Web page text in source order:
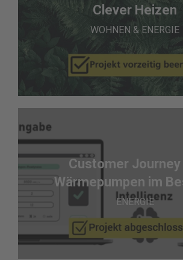
Clever Heizen
WOHNEN & ENERGIE
Customer
Wärmepumpen im
ENERGIE